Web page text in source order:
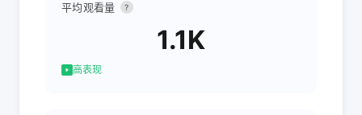
平均观看量 ?
1.1K
高表现